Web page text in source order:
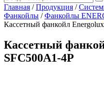
Главная / Продукция /
Фанкойлы / Фанкойлы
Кассетный фанкойл
Кассетный
SFC500A1-4P